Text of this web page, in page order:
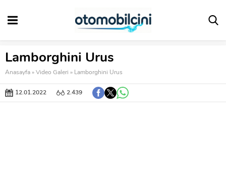
Lamborghini Urus
Anasayfa » Video Galeri » Lamborghini Urus
12.01.2022 2.439